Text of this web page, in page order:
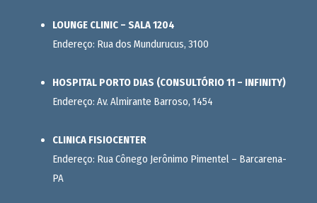
LOUNGE CLINIC – SALA 1204
Endereço: Rua dos Mundurucus, 3100
HOSPITAL PORTO DIAS (CONSULTÓRIO 11 – INFINITY)
Endereço: Av. Almirante Barroso, 1454
CLINICA FISIOCENTER
Endereço: Rua Cônego Jerônimo Pimentel – Barcarena-
PA